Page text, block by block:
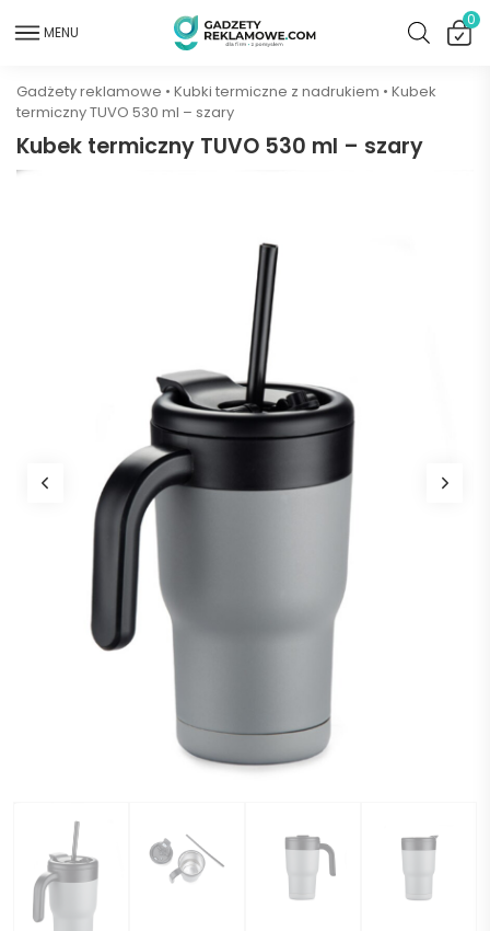
MENU
0
Gadżety reklamowe • Kubki termiczne z nadrukiem • Kubek
termiczny TUVO 530 ml – szary
Kubek termiczny TUVO 530 ml – szary